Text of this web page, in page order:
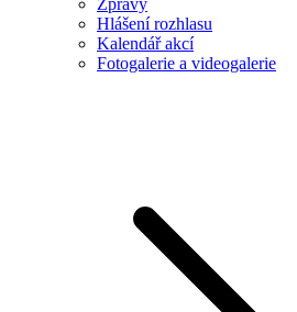
Zprávy
Hlášení rozhlasu
Kalendář akcí
Fotogalerie a videogalerie